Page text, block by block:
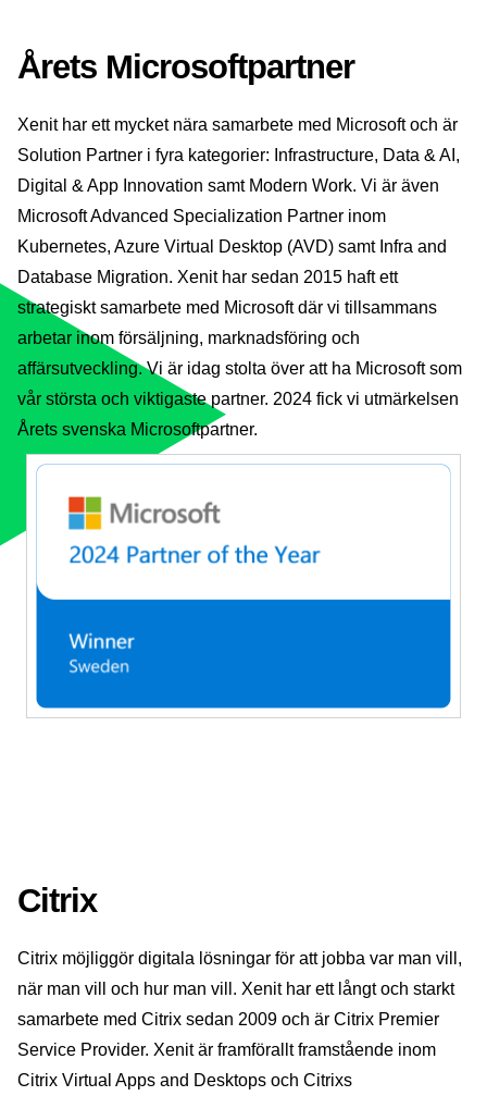
Årets Microsoftpartner
Xenit har ett mycket nära samarbete med Microsoft och är
Solution Partner i fyra kategorier: Infrastructure, Data & AI,
Digital & App Innovation samt Modern Work. Vi är även
Microsoft Advanced Specialization Partner inom
Kubernetes, Azure Virtual Desktop (AVD) samt Infra and
Database Migration. Xenit har sedan 2015 haft ett
strategiskt samarbete med Microsoft där vi tillsammans
arbetar inom försäljning, marknadsföring och
affärsutveckling. Vi är idag stolta över att ha Microsoft som
vår största och viktigaste partner. 2024 fick vi utmärkelsen
Årets svenska Microsoftpartner.
Citrix
Citrix möjliggör digitala lösningar för att jobba var man vill,
när man vill och hur man vill. Xenit har ett långt och starkt
samarbete med Citrix sedan 2009 och är Citrix Premier
Service Provider. Xenit är framförallt framstående inom
Citrix Virtual Apps and Desktops och Citrixs